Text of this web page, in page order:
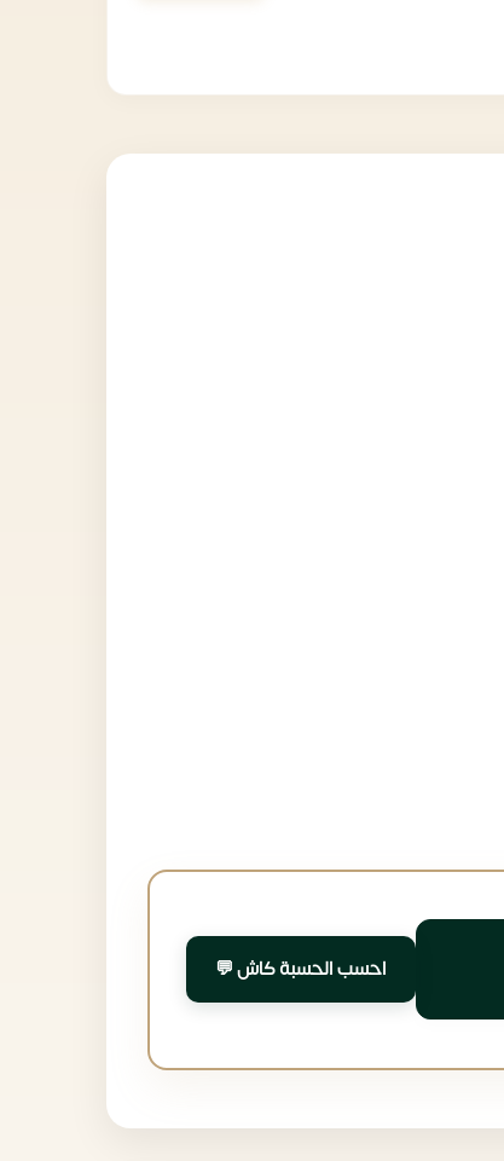
احسب الحسبة كاش 💬